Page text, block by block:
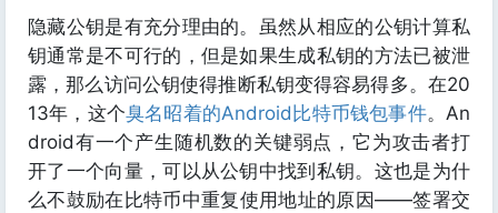
隐藏公钥是有充分理由的。虽然从相应的公钥计算私
钥通常是不可行的，但是如果生成私钥的方法已被泄
露，那么访问公钥使得推断私钥变得容易得多。在20
13年，这个臭名昭着的Android比特币钱包事件。An
droid有一个产生随机数的关键弱点，它为攻击者打
开了一个向量，可以从公钥中找到私钥。这也是为什
么不鼓励在比特币中重复使用地址的原因——签署交